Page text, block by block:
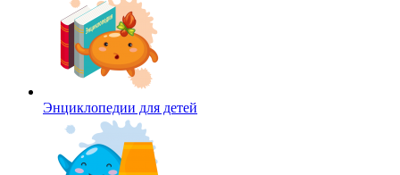
Энциклопедии для детей